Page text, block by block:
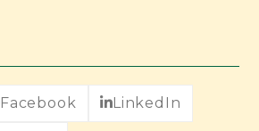
Facebook LinkedIn